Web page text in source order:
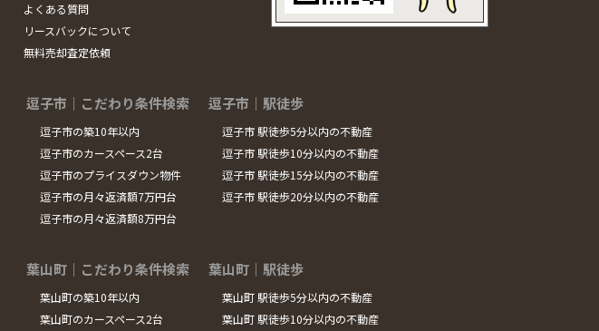
よくある質問
リースバックについて
無料売却査定依頼
逗子市｜こだわり条件検索
逗子市の築10年以内
逗子市のカースペース2台
逗子市のプライスダウン物件
逗子市の月々返済額7万円台
逗子市の月々返済額8万円台
逗子市｜駅徒歩
逗子市 駅徒歩5分以内の不動産
逗子市 駅徒歩10分以内の不動産
逗子市 駅徒歩15分以内の不動産
逗子市 駅徒歩20分以内の不動産
葉山町｜こだわり条件検索
葉山町の築10年以内
葉山町のカースペース2台
葉山町｜駅徒歩
葉山町 駅徒歩5分以内の不動産
葉山町 駅徒歩10分以内の不動産